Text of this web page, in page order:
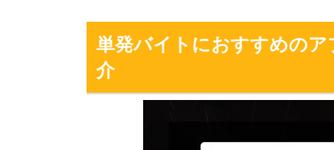
単発バイトにおすすめの
介